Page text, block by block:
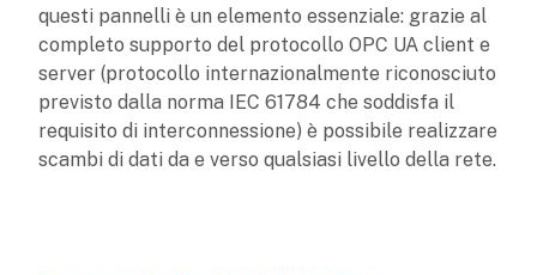
questi pannelli è un elemento essenziale: grazie al
completo supporto del protocollo OPC UA client e
server (protocollo internazionalmente riconosciuto
previsto dalla norma IEC 61784 che soddisfa il
requisito di interconnessione) è possibile realizzare
scambi di dati da e verso qualsiasi livello della rete.